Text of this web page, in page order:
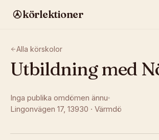
körlektioner
Alla körskolor
Utbildning med
Inga publika omdömen ännu
Lingonvägen 17, 13930 · Värmdö